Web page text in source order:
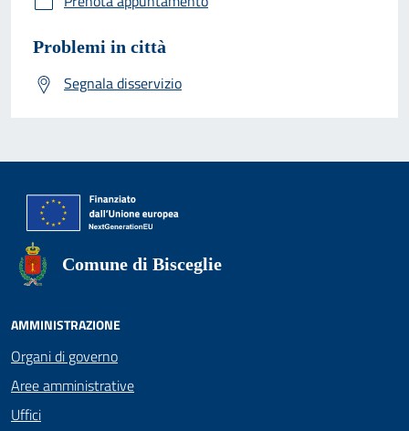
Problemi in città
Segnala disservizio
Comune di Bisceglie
AMMINISTRAZIONE
Organi di governo
Aree amministrative
Uffici